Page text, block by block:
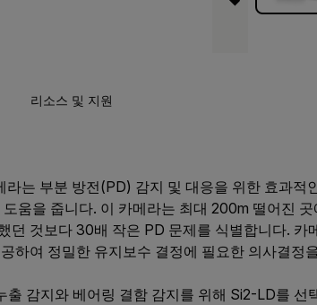
리소스 및 지원
라는 부분 방전(PD) 감지 및 대응을 위한 효과적
움을 줍니다. 이 카메라는 최대 200m 떨어진
던 것보다 30배 작은 PD 문제를 식별합니다. 카
하여 정밀한 유지보수 결정에 필요한 의사결정
출 감지와 베어링 결함 감지를 위해 Si2-LD를 선